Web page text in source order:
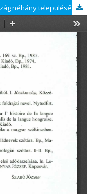
Mesterségnevek a történeti Magyarország néhány településének mikrotoponimájában (XIV−XVI. század)